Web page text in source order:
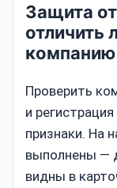
Защита
отличить
компанию
Проверить
и
признаки. На
выполнены —
видны в